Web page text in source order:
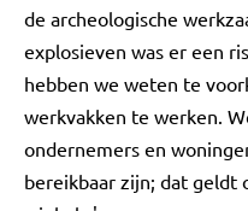
de archeologische
explosieven was er een
hebben we weten te
werkvakken te werken.
ondernemers en
bereikbaar zijn; dat geldt